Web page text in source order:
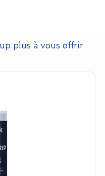
plus à vous offrir